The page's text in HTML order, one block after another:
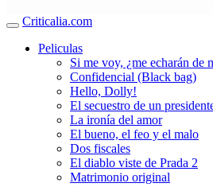
Criticalia.com
Peliculas
Si me voy, ¿me echarán de
Confidencial (Black bag)
Hello, Dolly!
El secuestro de un
La ironía del amor
El bueno, el feo y el malo
Dos fiscales
El diablo viste de Prada 2
Matrimonio original